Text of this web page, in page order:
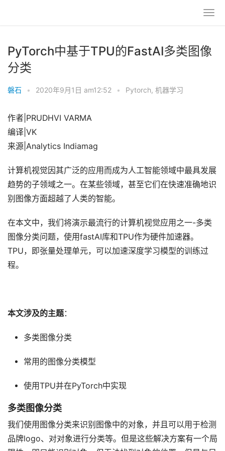
PyTorch中基于TPU的FastAI多类图像
分类
磐石 • 2020年9月1日 am12:52 • Pytorch, 机器学习
作者|PRUDHVI VARMA
编译|VK
来源|Analytics Indiamag
计算机视觉因其广泛的应用而成为人工智能领域中最具发展
趋势的子领域之一。在某些领域，甚至它们在快速准确地识
别图像方面超越了人类的智能。
在本文中，我们将演示最流行的计算机视觉应用之一-多类
图像分类问题，使用fastAI库和TPU作为硬件加速器。
TPU，即张量处理单元，可以加速深度学习模型的训练过
程。
本文涉及的主题：
多类图像分类
常用的图像分类模型
使用TPU并在PyTorch中实现
多类图像分类
我们使用图像分类来识别图像中的对象，并且可以用于检测
品牌logo、对对象进行分类等。但是这些解决方案有一个局